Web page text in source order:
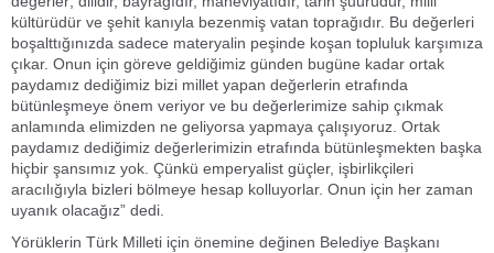
kültürüdür ve şehit kanıyla bezenmiş vatan toprağıdır. Bu değerleri
boşalttığınızda sadece materyalin peşinde koşan topluluk karşımıza
çıkar. Onun için göreve geldiğimiz günden bugüne kadar ortak
paydamız dediğimiz bizi millet yapan değerlerin etrafında
bütünleşmeye önem veriyor ve bu değerlerimize sahip çıkmak
anlamında elimizden ne geliyorsa yapmaya çalışıyoruz. Ortak
paydamız dediğimiz değerlerimizin etrafında bütünleşmekten başka
hiçbir şansımız yok. Çünkü emperyalist güçler, işbirlikçileri
aracılığıyla bizleri bölmeye hesap kolluyorlar. Onun için her zaman
uyanık olacağız” dedi.
Yörüklerin Türk Milleti için önemine değinen Belediye Başkanı